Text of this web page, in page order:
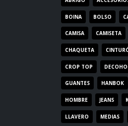
BOINA BOLSO
CAMISA CAMISETA
CHAQUETA
CROP TOP
GUANTES HANBOK
HOMBRE JEANS
LLAVERO MEDIAS